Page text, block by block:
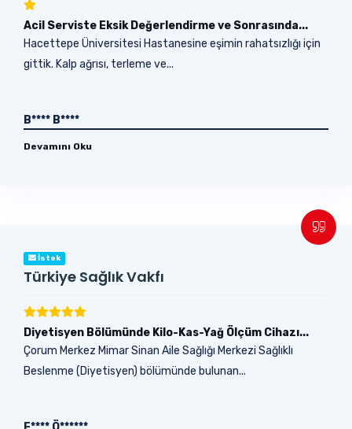
Acil Serviste Eksik Değerlendirme ve Sonrasında...
Hacettepe Üniversitesi Hastanesine eşimin rahatsızlığı için
gittik. Kalp ağrısı, terleme ve...
B**** B****
Devamını Oku
İstek
Türkiye Sağlık Vakfı
Diyetisyen Bölümünde Kilo-Kas-Yağ Ölçüm Cihazı...
Çorum Merkez Mimar Sinan Aile Sağlığı Merkezi Sağlıklı
Beslenme (Diyetisyen) bölümünde bulunan...